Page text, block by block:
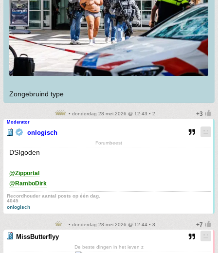
Zongebruind type
• donderdag 28 mei 2026 @ 12:43 • 2
Moderator
onlogisch
Forumbeest
DSIgoden
@Zipportal
@RamboDirk
Recordhouder aantal posts op één dag.
4045
onlogisch
• donderdag 28 mei 2026 @ 12:44 • 3
MissButterflyy
De beste dingen in het leven z